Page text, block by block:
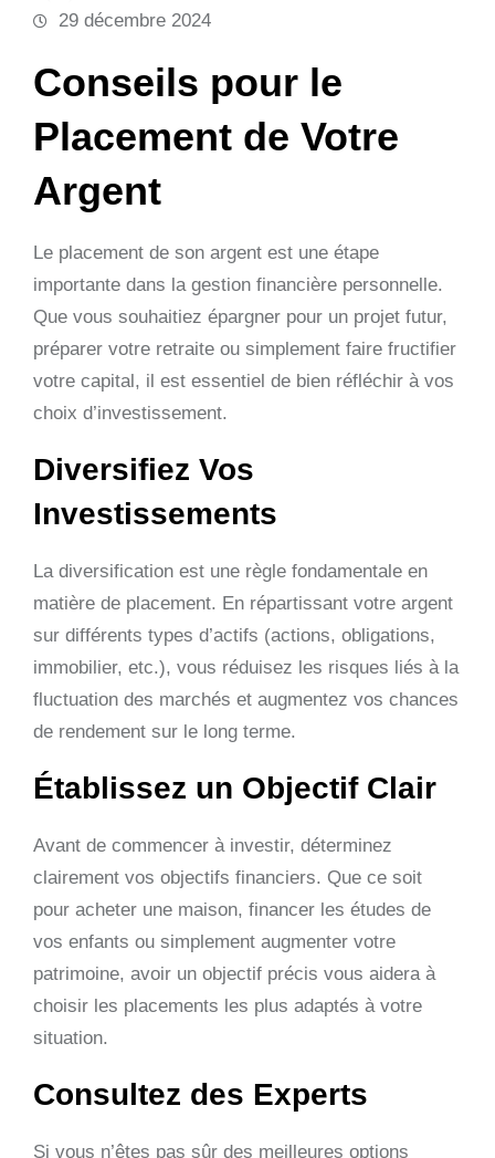
29 décembre 2024
Conseils pour le
Placement de Votre
Argent
Le placement de son argent est une étape
importante dans la gestion financière personnelle.
Que vous souhaitiez épargner pour un projet futur,
préparer votre retraite ou simplement faire fructifier
votre capital, il est essentiel de bien réfléchir à vos
choix d’investissement.
Diversifiez Vos
Investissements
La diversification est une règle fondamentale en
matière de placement. En répartissant votre argent
sur différents types d’actifs (actions, obligations,
immobilier, etc.), vous réduisez les risques liés à la
fluctuation des marchés et augmentez vos chances
de rendement sur le long terme.
Établissez un Objectif Clair
Avant de commencer à investir, déterminez
clairement vos objectifs financiers. Que ce soit
pour acheter une maison, financer les études de
vos enfants ou simplement augmenter votre
patrimoine, avoir un objectif précis vous aidera à
choisir les placements les plus adaptés à votre
situation.
Consultez des Experts
Si vous n’êtes pas sûr des meilleures options